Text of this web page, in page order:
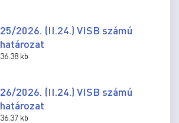
25/2026. (II.24.) VISB számú
határozat
36.38 kb
26/2026. (II.24.) VISB számú
határozat
36.37 kb